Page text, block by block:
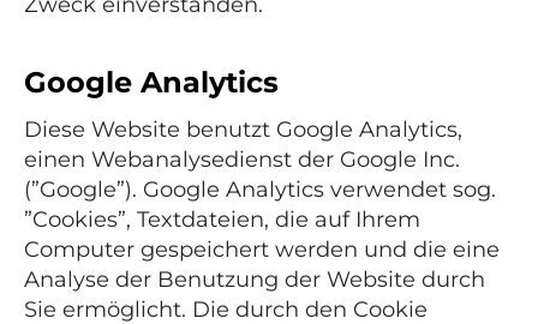
Google Analytics
Diese Website benutzt Google Analytics,
einen Webanalysedienst der Google Inc.
(”Google”). Google Analytics verwendet sog.
”Cookies”, Textdateien, die auf Ihrem
Computer gespeichert werden und die eine
Analyse der Benutzung der Website durch
Sie ermöglicht. Die durch den Cookie